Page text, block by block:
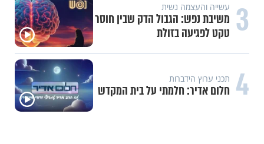
3 מתכוני דגים
ארוחה צבעונית בתבנית אחת: פילה
אמנון בתנור עם ירקות
4 המשפיע(נ)ים | יוני דוד: "העבריין
אמר 'שינית לי את החיים מהקצה